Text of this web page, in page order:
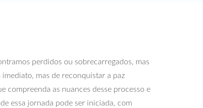
perdidos ou sobrecarregados, mas
mas de reconquistar a paz
compreenda as nuances desse processo e
essa jornada pode ser iniciada, com